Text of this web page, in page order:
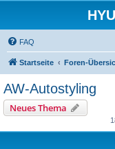
FAQ
Startseite Foren-
AW-Autostyling
Neues Thema